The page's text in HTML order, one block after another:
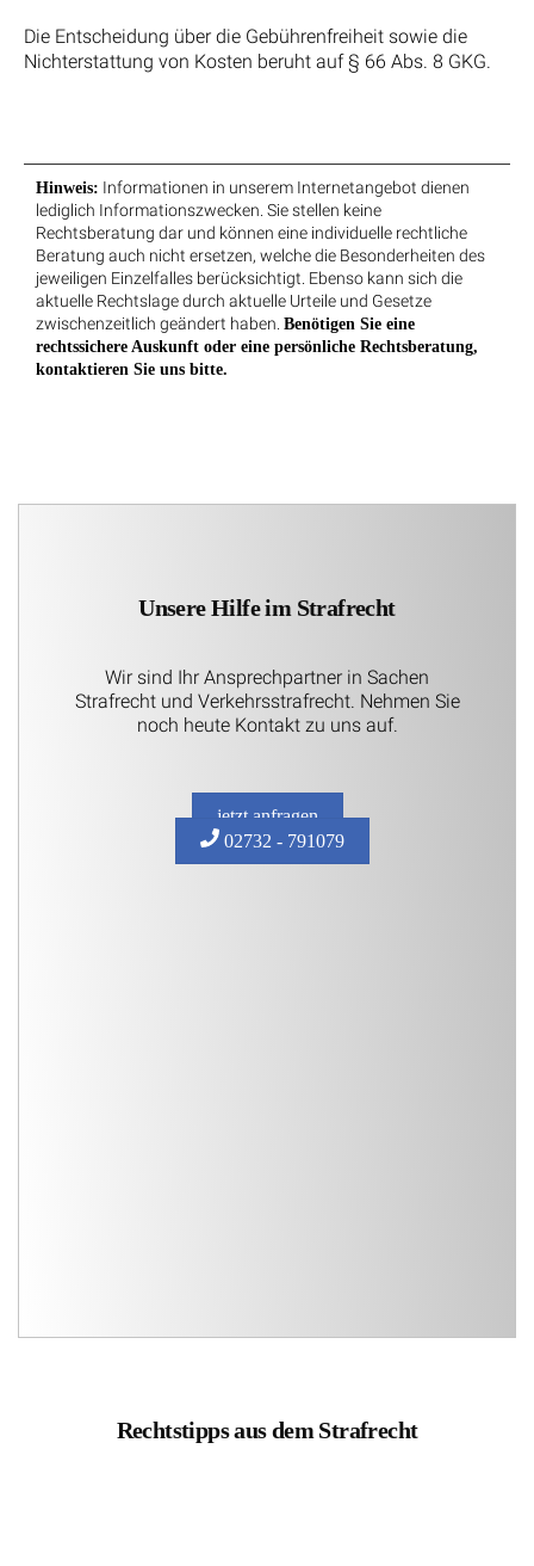
Die Entscheidung über die Gebührenfreiheit sowie die
Nichterstattung von Kosten beruht auf § 66 Abs. 8 GKG.
Hinweis: Informationen in unserem Internetangebot dienen
lediglich Informationszwecken. Sie stellen keine
Rechtsberatung dar und können eine individuelle rechtliche
Beratung auch nicht ersetzen, welche die Besonderheiten des
jeweiligen Einzelfalles berücksichtigt. Ebenso kann sich die
aktuelle Rechtslage durch aktuelle Urteile und Gesetze
zwischenzeitlich geändert haben. Benötigen Sie eine
rechtssichere Auskunft oder eine persönliche Rechtsberatung,
kontaktieren Sie uns bitte.
Unsere Hilfe im Strafrecht
Wir sind Ihr Ansprechpartner in Sachen
Strafrecht und Verkehrsstrafrecht. Nehmen Sie
noch heute Kontakt zu uns auf.
jetzt anfragen
02732 - 791079
Rechtstipps aus dem Strafrecht